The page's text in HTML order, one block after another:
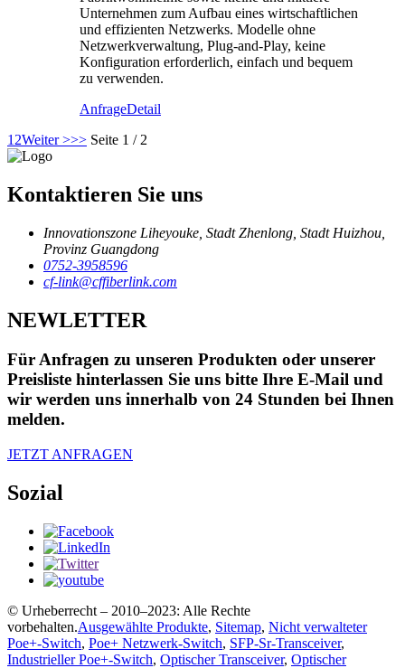
Unternehmen zum Aufbau eines wirtschaftlichen
und effizienten Netzwerks. Modelle ohne
Netzwerkverwaltung, Plug-and-Play, keine
Konfiguration erforderlich, einfach und bequem
zu verwenden.
AnfrageDetail
1 2Weiter >>> Seite 1 / 2
Kontaktieren Sie uns
Innovationszone Liheyouke, Stadt Zhenlong, Stadt Huizhou,
Provinz Guangdong
0752-3958596
cf-link@cffiberlink.com
NEWLETTER
Für Anfragen zu unseren Produkten oder unserer
Preisliste hinterlassen Sie uns bitte Ihre E-Mail und
wir werden uns innerhalb von 24 Stunden bei Ihnen
melden.
JETZT ANFRAGEN
Sozial
© Urheberrecht – 2010–2023: Alle Rechte
vorbehalten.Ausgewählte Produkte, Sitemap, Nicht verwalteter
Poe+-Switch, Poe+ Netzwerk-Switch, SFP-Sr-Transceiver,
Industrieller Poe+-Switch, Optischer Transceiver, Optischer